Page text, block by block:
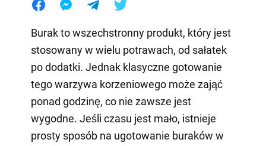
Burak to wszechstronny produkt, który jest
stosowany w wielu potrawach, od sałatek
po dodatki. Jednak klasyczne gotowanie
tego warzywa korzeniowego może zająć
ponad godzinę, co nie zawsze jest
wygodne. Jeśli czasu jest mało, istnieje
prosty sposób na ugotowanie buraków w